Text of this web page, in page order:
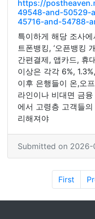
https://
49548-and-50529-
45716-and-54788-
특이하게 해당 조사
트폰뱅킹, ‘오픈뱅킹
간편결제, 앱카드, 휴
이상은 각각 6%,
이후 은행들이 온,오
라인이나 비대면 금
에서 고령층 고객들
리해져야
Submitted on 2026-
First